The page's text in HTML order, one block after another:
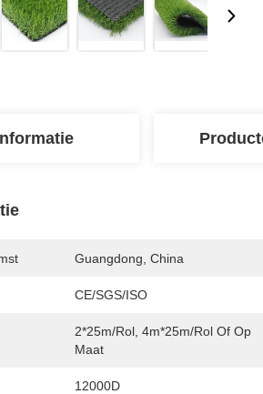
Guangdong, China
CE/SGS/ISO
2*25m/rol, 4m*25m/rol Of Op
Maat
12000D